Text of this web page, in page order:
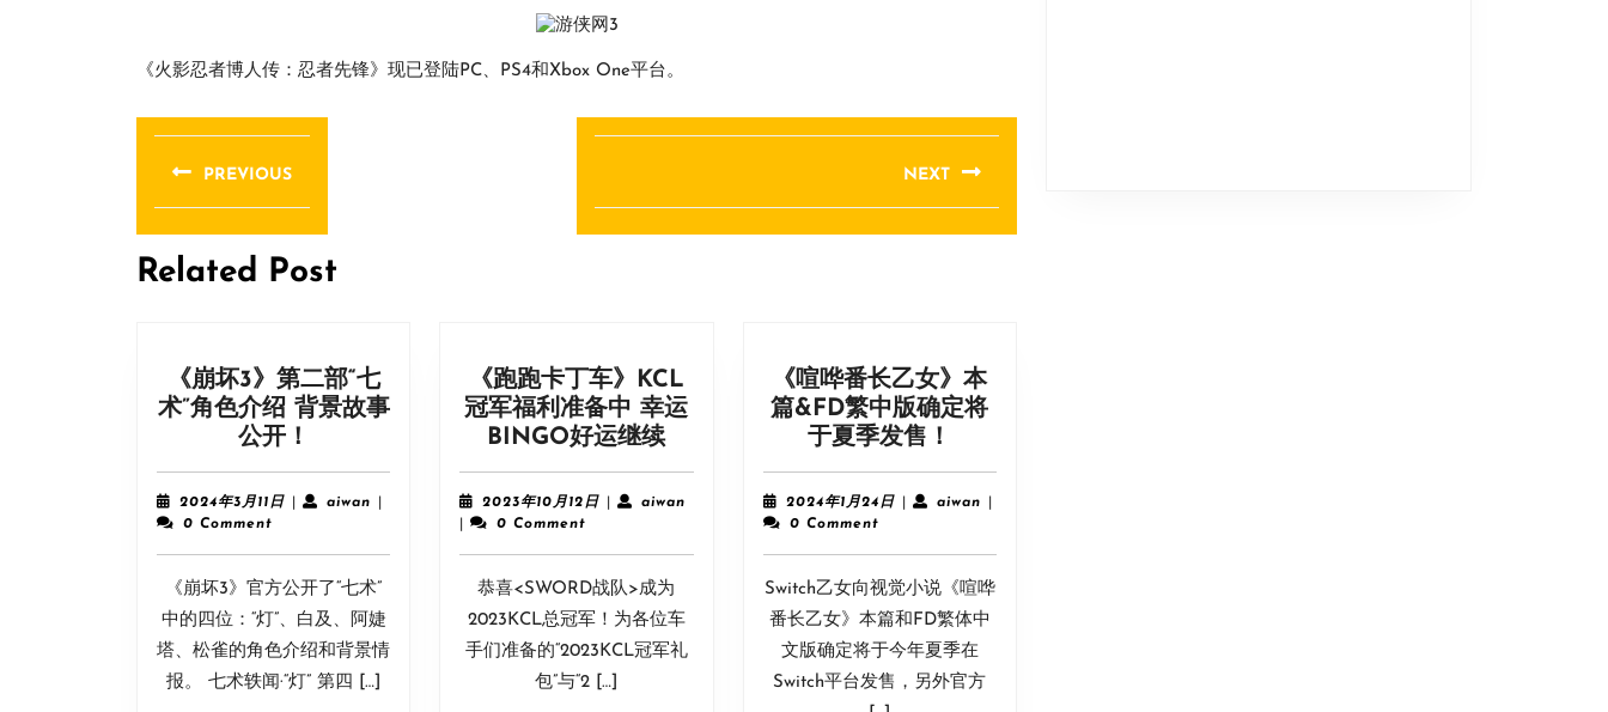
《火影忍者博人传：忍者先锋》现已登陆PC、PS4和Xbox One平台。
文
章
导
航
PREVIOUS
post:
NEXT
post:
Related Post
《崩坏3》第二部“七
术”角色介绍 背景故事
公开！
坏
3》
二
部
“七
术”
角
色
2024年3月11日2024
11
aiwanaiwan
0 Comment
《崩坏3》官方公开了“七术”
中的四位：“灯”、白及、阿婕
塔、松雀的角色介绍和背景情
报。 七术轶闻·“灯” 第四 […]
《跑跑卡丁车》KCL
冠军福利准备中 幸运
BINGO好运继续《跑
跑
卡
车》
KCL
冠
军
2023年10月12日2023
12
日
aiwan
0 Comment
恭喜<SWORD战队>成为
2023KCL总冠军！为各位车
手们准备的“2023KCL冠军礼
包”与“2 […]
《喧哗番长乙女》本
篇&FD繁中版确定将
于夏季发售！
哗
番
乙
女》
本
篇
&FD
繁
2024年1月24日2024
24
日
aiwanaiwan
0 Comment
Switch乙女向视觉小说《喧哗
番长乙女》本篇和FD繁体中
文版确定将于今年夏季在
Switch平台发售，另外官方